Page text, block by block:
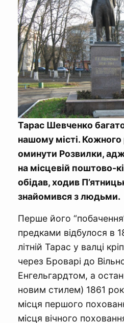
Тарас Шевченко
нашому місті. Кожного
оминути Розвилки,
на місцевій поштово-
обідав, ходив
знайомився з людьми.
Перше його
предками відбулося в
літній Тарас у валці
через Броварі до
Енгельгардтом, а
новим стилем) 1861
місця першого
місця вічного